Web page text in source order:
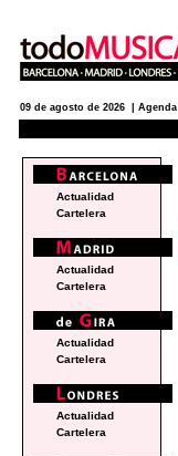
09 de agosto de 2026 | Agenda
Actualidad
Cartelera
Actualidad
Cartelera
Actualidad
Cartelera
Actualidad
Cartelera